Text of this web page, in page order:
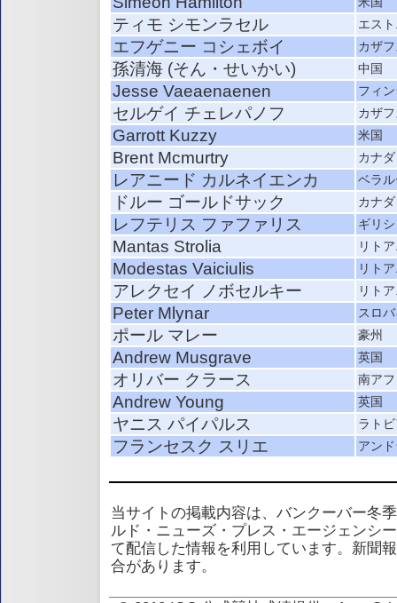
ティモ シモンラセル エス
エフゲニー コシェボイ カザ
孫清海 (そん・せいかい) 中国
Jesse Vaeaenaenen フィ
セルゲイ チェレパノフ カザ
Garrott Kuzzy 米国
Brent Mcmurtry カナダ
レアニード カルネイエンカ ベラ
ドルー ゴールドサック カナダ
レフテリス ファファリス ギリ
Mantas Strolia リト
Modestas Vaiciulis リト
アレクセイ ノボセルキー リト
Peter Mlynar スロ
ポール マレー 豪州
Andrew Musgrave 英国
オリバー クラース 南ア
Andrew Young 英国
ヤニス パイパルス ラト
フランセスク スリエ アン
当サイトの掲載内容は、バンクーバー冬
ルド・ニューズ・プレス・エージェンシ
て配信した情報を利用しています。新聞
合があります。